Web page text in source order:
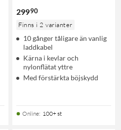
29990
Finns i 2 varianter
10 gånger tåligare än vanlig
laddkabel
Kärna i kevlar och
nylonflätat yttre
Med förstärkta böjskydd
Online: 100+ st